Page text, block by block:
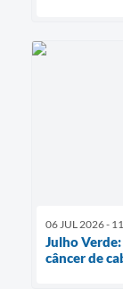
06 JUL 2026 -
Julho
câncer de